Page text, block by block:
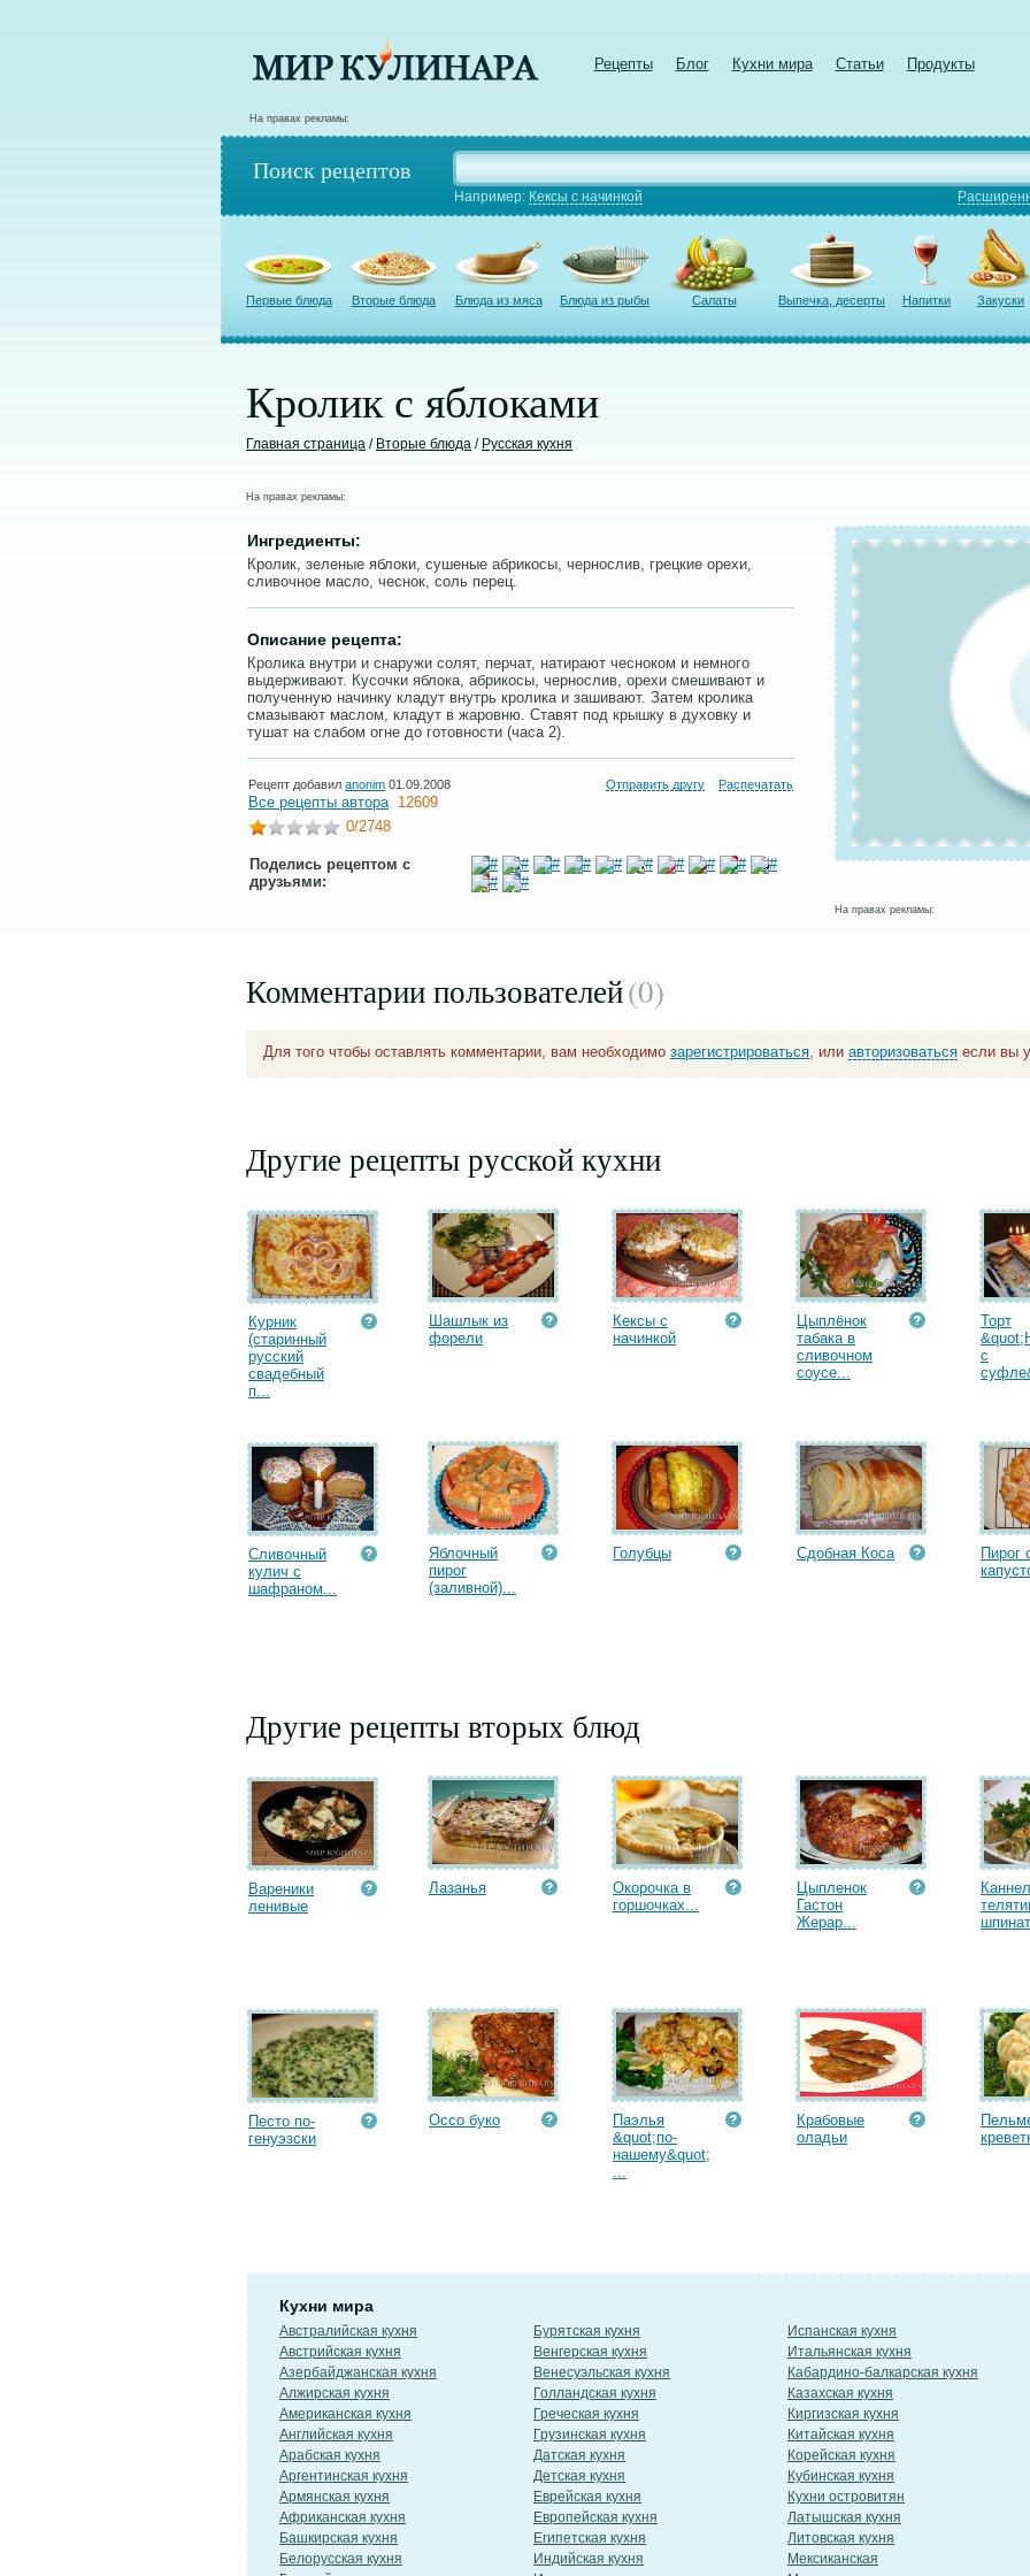
Рецепты Блог Кухни мира Статьи Продукты
На правах рекламы:
Поиск рецептов
Например: Кексы с начинкой
Первые блюда Вторые блюда Блюда из мяса Блюда из рыбы Салаты Выпечка, десерты Напитки Закуски
Кролик с яблоками
Главная страница / Вторые блюда / Русская кухня
На правах рекламы:
Ингредиенты:
Кролик, зеленые яблоки, сушеные абрикосы, чернослив, грецкие орехи,
сливочное масло, чеснок, соль перец.
Описание рецепта:
Кролика внутри и снаружи солят, перчат, натирают чесноком и немного
выдерживают. Кусочки яблока, абрикосы, чернослив, орехи смешивают и
полученную начинку кладут внутрь кролика и зашивают. Затем кролика
смазывают маслом, кладут в жаровню. Ставят под крышку в духовку и
тушат на слабом огне до готовности (часа 2).
Рецепт добавил anonim 01.09.2008 Отправить другу Распечатать
Все рецепты автора 12609
0/2748
Поделись рецептом с
друзьями:
На правах рекламы:
Комментарии пользователей(0)
Для того чтобы оставлять комментарии, вам необходимо зарегистрироваться, или авторизоваться если вы
Другие рецепты русской кухни
Курник
(старинный
русский
свадебный
п...
Шашлык из
форели
Кексы с
начинкой
Цыплёнок
табака в
сливочном
соусе...
Торт
с
Сливочный
кулич с
шафраном...
Яблочный
пирог
(заливной)...
Голубцы Сдобная Коса
Пирог
Другие рецепты вторых блюд
Вареники
ленивые
Лазанья
Окорочка в
горшочках...
Цыпленок
Гастон
Жерар...
Песто по-
генуэзски
Оссо буко
Паэлья
&quot;по-
нашему&quot;
...
Крабовые
оладьи
Кухни мира
Австралийская кухня
Австрийская кухня
Азербайджанская кухня
Алжирская кухня
Американская кухня
Английская кухня
Арабская кухня
Аргентинская кухня
Армянская кухня
Африканская кухня
Башкирская кухня
Белорусская кухня
Бурятская кухня
Венгерская кухня
Венесуэльская кухня
Голландская кухня
Греческая кухня
Грузинская кухня
Датская кухня
Детская кухня
Еврейская кухня
Европейская кухня
Египетская кухня
Индийская кухня
Испанская кухня
Итальянская кухня
Кабардино-балкарская кухня
Казахская кухня
Киргизская кухня
Китайская кухня
Корейская кухня
Кубинская кухня
Кухни островитян
Латышская кухня
Литовская кухня
Мексиканская